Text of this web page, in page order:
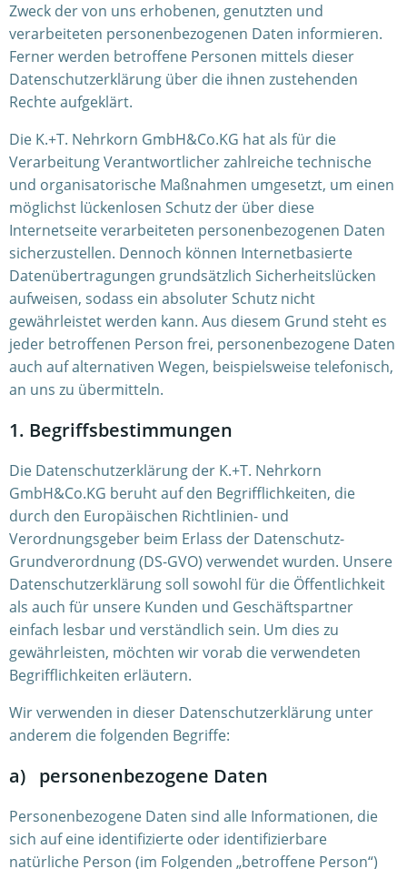
Zweck der von uns erhobenen, genutzten und
verarbeiteten personenbezogenen Daten informieren.
Ferner werden betroffene Personen mittels dieser
Datenschutzerklärung über die ihnen zustehenden
Rechte aufgeklärt.
Die K.+T. Nehrkorn GmbH&Co.KG hat als für die
Verarbeitung Verantwortlicher zahlreiche technische
und organisatorische Maßnahmen umgesetzt, um einen
möglichst lückenlosen Schutz der über diese
Internetseite verarbeiteten personenbezogenen Daten
sicherzustellen. Dennoch können Internetbasierte
Datenübertragungen grundsätzlich Sicherheitslücken
aufweisen, sodass ein absoluter Schutz nicht
gewährleistet werden kann. Aus diesem Grund steht es
jeder betroffenen Person frei, personenbezogene Daten
auch auf alternativen Wegen, beispielsweise telefonisch,
an uns zu übermitteln.
1. Begriffsbestimmungen
Die Datenschutzerklärung der K.+T. Nehrkorn
GmbH&Co.KG beruht auf den Begrifflichkeiten, die
durch den Europäischen Richtlinien- und
Verordnungsgeber beim Erlass der Datenschutz-
Grundverordnung (DS-GVO) verwendet wurden. Unsere
Datenschutzerklärung soll sowohl für die Öffentlichkeit
als auch für unsere Kunden und Geschäftspartner
einfach lesbar und verständlich sein. Um dies zu
gewährleisten, möchten wir vorab die verwendeten
Begrifflichkeiten erläutern.
Wir verwenden in dieser Datenschutzerklärung unter
anderem die folgenden Begriffe:
a) personenbezogene Daten
Personenbezogene Daten sind alle Informationen, die
sich auf eine identifizierte oder identifizierbare
natürliche Person (im Folgenden „betroffene Person“)